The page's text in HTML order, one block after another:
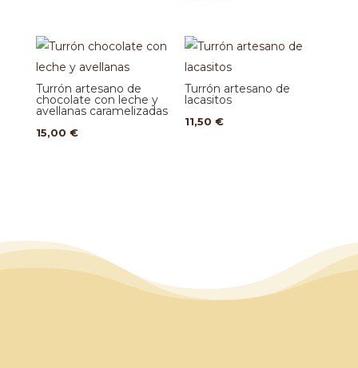
Turrón artesano de
chocolate con leche y
avellanas caramelizadas
15,00 €
Turrón artesano de
lacasitos
11,50€